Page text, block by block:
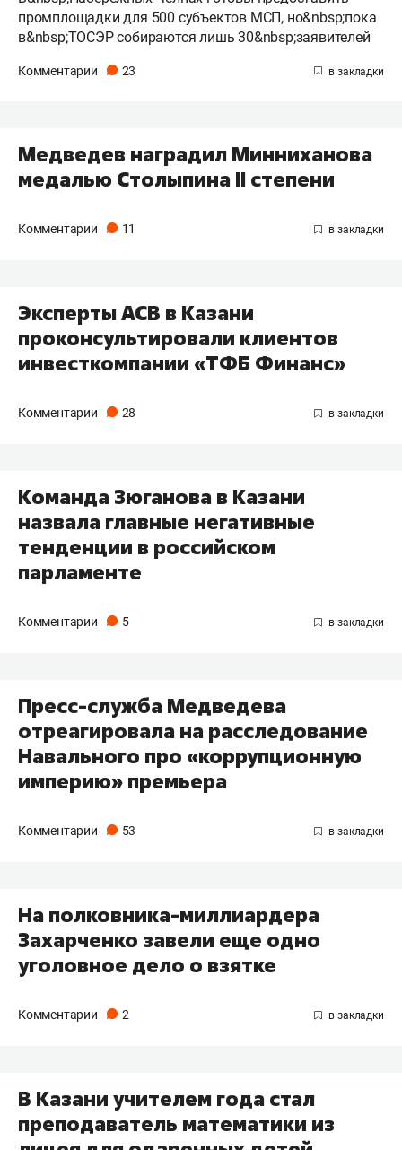
промплощадки для 500 субъектов МСП, но&nbsp;пока
в&nbsp;ТОСЭР собираются лишь 30&nbsp;заявителей
Комментарии 23
Медведев наградил Минниханова
медалью Столыпина II степени
Комментарии 11
Эксперты АСВ в Казани
проконсультировали клиентов
инвесткомпании «ТФБ Финанс»
Комментарии 28
Команда Зюганова в Казани
назвала главные негативные
тенденции в российском
парламенте
Комментарии 5
Пресс-служба Медведева
отреагировала на расследование
Навального про «коррупционную
империю» премьера
Комментарии 53
На полковника-миллиардера
Захарченко завели еще одно
уголовное дело о взятке
Комментарии 2
В Казани учителем года стал
преподаватель математики из